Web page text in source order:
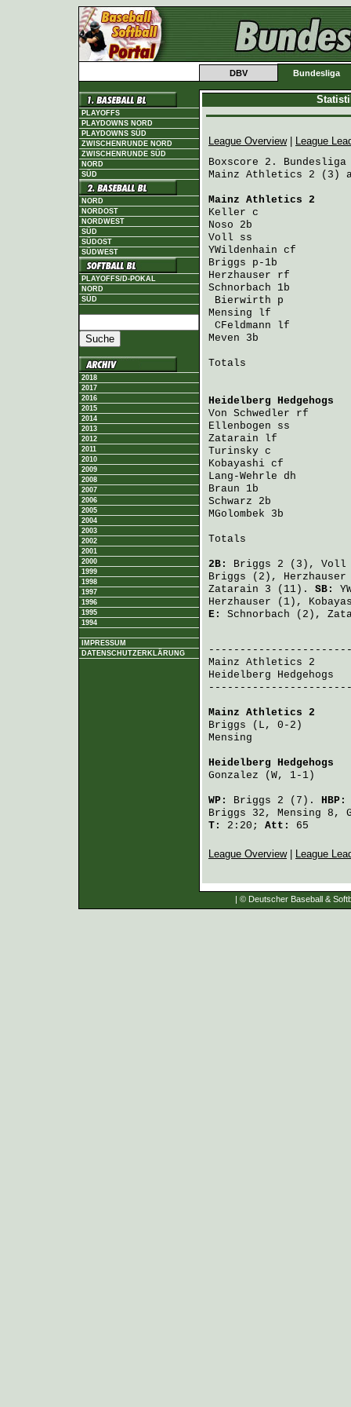
DBV Bundesliga
PLAYOFFS
PLAYDOWNS NORD
PLAYDOWNS SÜD
ZWISCHENRUNDE NORD
ZWISCHENRUNDE SÜD
NORD
SÜD
NORD
NORDOST
NORDWEST
SÜD
SÜDOST
SÜDWEST
PLAYOFFS/D-POKAL
NORD
SÜD
2018
2017
2016
2015
2014
2013
2012
2011
2010
2009
2008
2007
2006
2005
2004
2003
2002
2001
2000
1999
1998
1997
1996
1995
1994
IMPRESSUM
DATENSCHUTZERKLÄRUNG
League Overview|
League
Boxscore 2. Bundesliga
Mainz Athletics 2 (3)
Mainz Athletics 2
Keller c
Noso 2b
Voll ss
YWildenhain cf
Briggs p-1b
Herzhauser rf
Schnorbach 1b
Bierwirth p
Mensing lf
CFeldmann lf
Meven 3b
Totals
Heidelberg Hedgehogs
Von Schwedler rf
Ellenbogen ss
Zatarain lf
Turinsky c
Kobayashi cf
Lang-Wehrle dh
Braun 1b
Schwarz 2b
MGolombek 3b
Totals
2B: Briggs 2 (3), Voll
Briggs (2), Herzhauser
Zatarain 3 (11). SB:
Herzhauser (1),
E: Schnorbach (2),
Mainz Athletics 2
Heidelberg Hedgehogs
Mainz Athletics 2
Briggs (L, 0-2)
Mensing
Heidelberg Hedgehogs
Gonzalez (W, 1-1)
WP: Briggs 2 (7).
Briggs 32, Mensing 8,
T:
2:20; Att: 65
League Overview| League
| © Deutscher Baseball &